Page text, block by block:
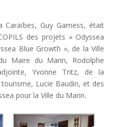
Caraïbes, Guy Gamess, était
des projets « Odyssea
Blue Growth », de la Ville
Maire du Marin, Rodolphe
Yvonne Tritz, de la
Lucie Baudin, et des
pour la Ville du Marin.